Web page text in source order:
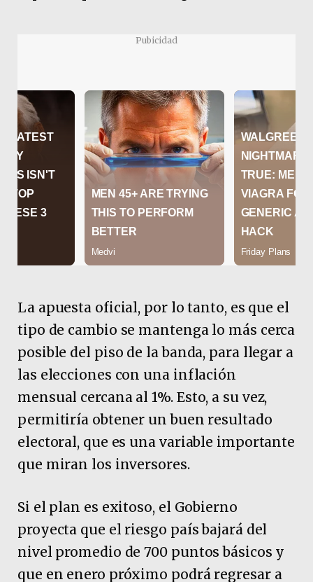
Pubicidad
La apuesta oficial, por lo tanto, es que el
tipo de cambio se mantenga lo más cerca
posible del piso de la banda, para llegar a
las elecciones con una inflación
mensual cercana al 1%. Esto, a su vez,
permitiría obtener un buen resultado
electoral, que es una variable importante
que miran los inversores.
Si el plan es exitoso, el Gobierno
proyecta que el riesgo país bajará del
nivel promedio de 700 puntos básicos y
que en enero próximo podrá regresar a